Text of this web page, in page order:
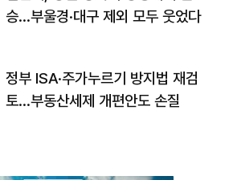
승…부울경·대구 제외 모두 웃었다
정부 ISA·주가누르기 방지법 재검
토…부동산세제 개편안도 손질